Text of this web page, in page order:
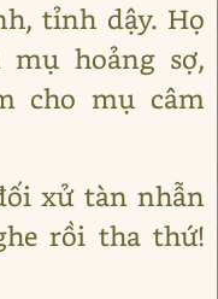
tỉnh dậy. Họ
hoảng sợ,
cho mụ câm
xử tàn nhẫn
rồi tha thứ!